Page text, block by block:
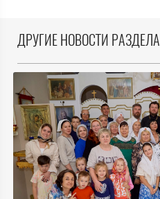
ДРУГИЕ НОВОСТИ РАЗДЕЛА